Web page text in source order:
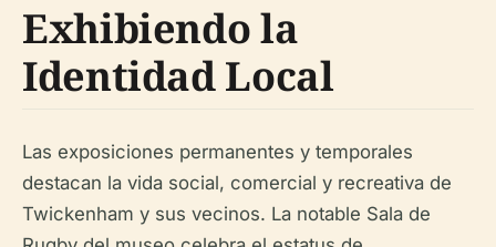
Exhibiendo la
Identidad Local
Las exposiciones permanentes y temporales
destacan la vida social, comercial y recreativa de
Twickenham y sus vecinos. La notable Sala de